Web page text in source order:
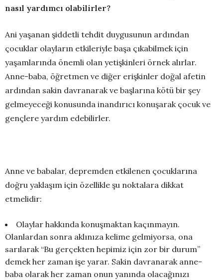
nasıl yardımcı olabilirler?
Ani yaşanan şiddetli tehdit duygusunun ardından
çocuklar olayların etkileriyle başa çıkabilmek için
yaşamlarında önemli olan yetişkinleri örnek alırlar.
Anne-baba, öğretmen ve diğer erişkinler doğal afetin
ardından sakin davranarak ve başlarına kötü bir şey
gelmeyeceği konusunda inandırıcı konuşarak çocuk ve
gençlere yardım edebilirler.
Anne ve babalar, depremden etkilenen çocuklarına
doğru yaklaşım için özellikle şu noktalara dikkat
etmelidir:
Olaylar hakkında konuşmaktan kaçınmayın.
Olanlardan sonra aklınıza kelime gelmiyorsa, ona
sarılarak “Bu gerçekten hepimiz için zor bir durum”
demek her zaman işe yarar. Sakin davranarak anne-
baba olarak her zaman onun yanında olacağınızı